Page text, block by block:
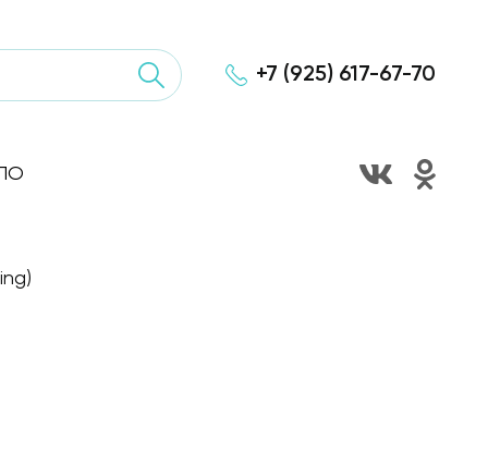
+7 (925) 617-67-70